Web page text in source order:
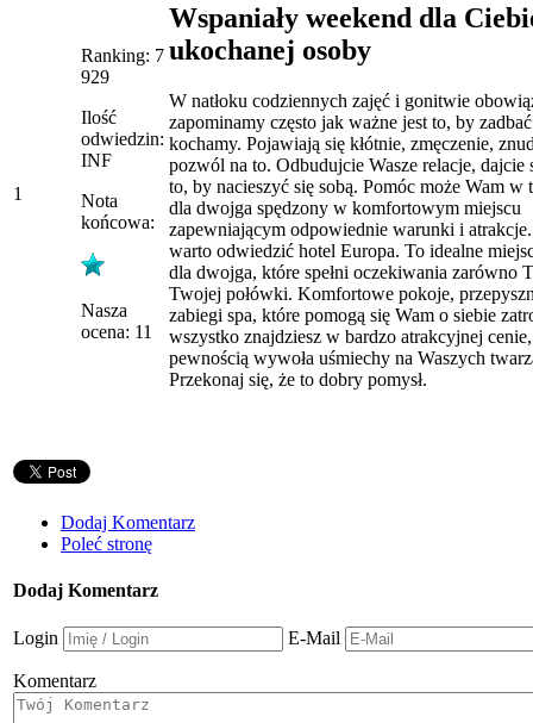
1
Ranking: 7
929
Ilość
odwiedzin:
INF
Nota
końcowa:
Nasza
ocena: 11
Wspaniały weekend dla
ukochanej osoby
W natłoku codziennych zajęć i gonitwie
zapominamy często jak ważne jest to, by
kochamy. Pojawiają się kłótnie, zmęczenie,
pozwól na to. Odbudujcie Wasze relacje, dajcie
to, by nacieszyć się sobą. Pomóc może Wam w
dla dwojga spędzony w komfortowym miejscu
zapewniającym odpowiednie warunki i
warto odwiedzić hotel Europa. To idealne
dla dwojga, które spełni oczekiwania zarówno
Twojej połówki. Komfortowe pokoje,
zabiegi spa, które pomogą się Wam o siebie
wszystko znajdziesz w bardzo atrakcyjnej cenie,
pewnością wywoła uśmiechy na Waszych
Przekonaj się, że to dobry pomysł.
Dodaj Komentarz
Poleć stronę
Dodaj Komentarz
Login E-Mail
Komentarz